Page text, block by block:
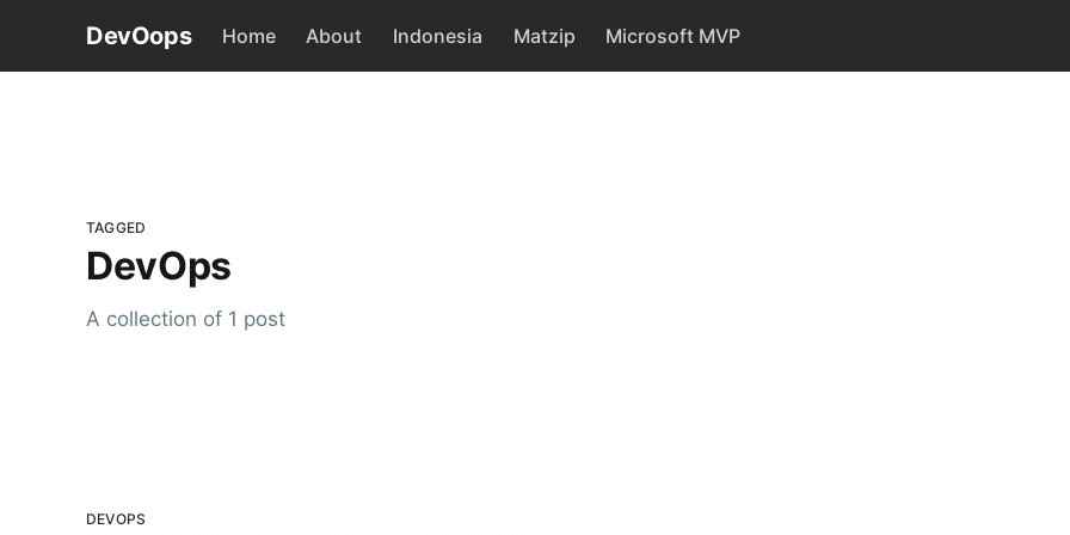
DevOops Home About Indonesia Matzip Microsoft MVP
TAGGED
DevOps
A collection of 1 post
DEVOPS